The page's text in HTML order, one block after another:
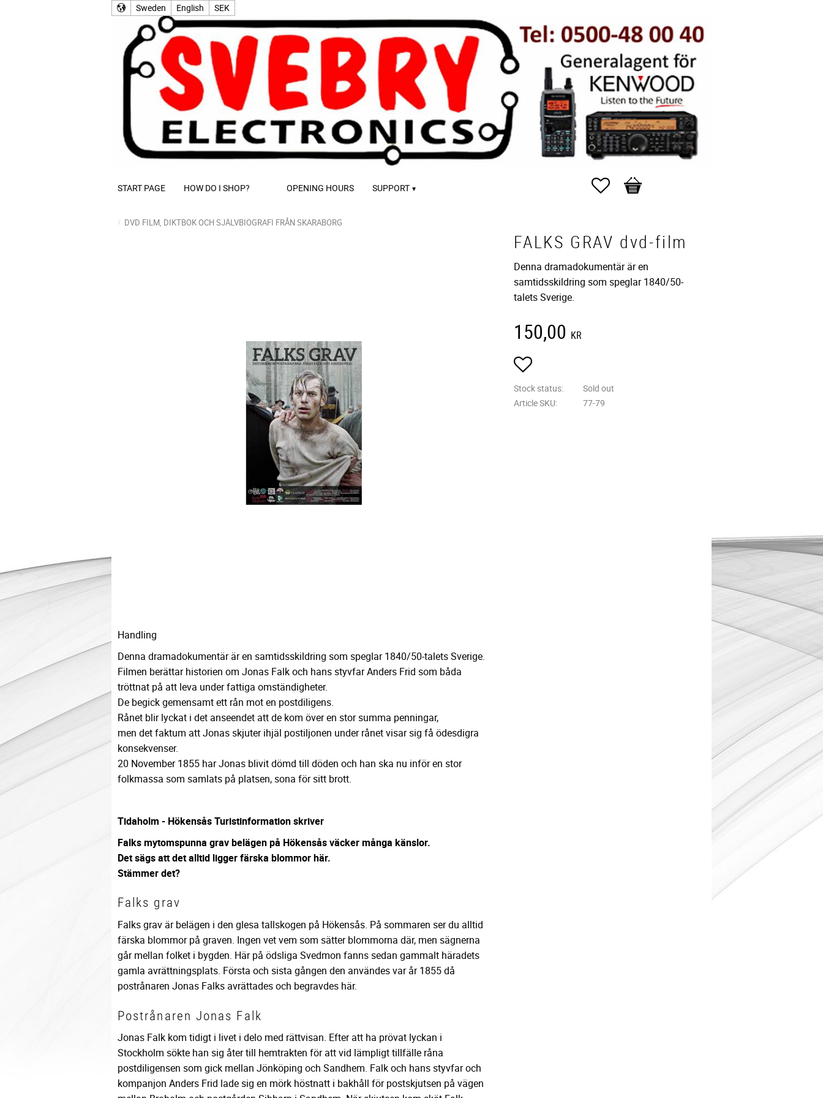
Sweden English SEK
START PAGE HOW DO I SHOP? OPENING HOURS SUPPORT Favorites
Basket
DVD FILM, DIKTBOK OCH SJÄLVBIOGRAFI FRÅN SKARABORG
FALKS GRAV dvd-film
Denna dramadokumentär är en
samtidsskildring som speglar 1840/50-
talets Sverige.
150,00 KR
Add to favorites
Stock status
Sold out
Article SKU
77-79
Handling
Denna dramadokumentär är en samtidsskildring som speglar 1840/50-talets Sverige.
Filmen berättar historien om Jonas Falk och hans styvfar Anders Frid som båda
tröttnat på att leva under fattiga omständigheter.
De begick gemensamt ett rån mot en postdiligens.
Rånet blir lyckat i det anseendet att de kom över en stor summa penningar,
men det faktum att Jonas skjuter ihjäl postiljonen under rånet visar sig få ödesdigra
konsekvenser.
20 November 1855 har Jonas blivit dömd till döden och han ska nu inför en stor
folkmassa som samlats på platsen, sona för sitt brott.
Tidaholm - Hökensås Turistinformation skriver
Falks mytomspunna grav belägen på Hökensås väcker många känslor.
Det sägs att det alltid ligger färska blommor här.
Stämmer det?
Falks grav
Falks grav är belägen i den glesa tallskogen på Hökensås. På sommaren ser du alltid
färska blommor på graven. Ingen vet vem som sätter blommorna där, men sägnerna
går mellan folket i bygden. Här på ödsliga Svedmon fanns sedan gammalt häradets
gamla avrättningsplats. Första och sista gången den användes var år 1855 då
postrånaren Jonas Falks avrättades och begravdes här.
Postrånaren Jonas Falk
Jonas Falk kom tidigt i livet i delo med rättvisan. Efter att ha prövat lyckan i
Stockholm sökte han sig åter till hemtrakten för att vid lämpligt tillfälle råna
postdiligensen som gick mellan Jönköping och Sandhem. Falk och hans styvfar och
kompanjon Anders Frid lade sig en mörk höstnatt i bakhåll för postskjutsen på vägen